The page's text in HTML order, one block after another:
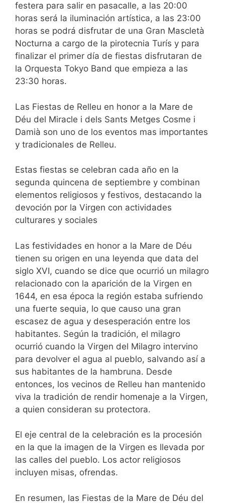
festera para salir en pasacalle, a las 20:00
horas será la iluminación artística, a las 23:00
horas se podrá disfrutar de una Gran Mascletà
Nocturna a cargo de la pirotecnia Turís y para
finalizar el primer día de fiestas disfrutaran de
la Orquesta Tokyo Band que empieza a las
23:30 horas.
Las Fiestas de Relleu en honor a la Mare de
Déu del Miracle i dels Sants Metges Cosme i
Damià son uno de los eventos mas importantes
y tradicionales de Relleu.
Estas fiestas se celebran cada año en la
segunda quincena de septiembre y combinan
elementos religiosos y festivos, destacando la
devoción por la Virgen con actividades
culturares y sociales
Las festividades en honor a la Mare de Déu
tienen su origen en una leyenda que data del
siglo XVI, cuando se dice que ocurrió un milagro
relacionado con la aparición de la Virgen en
1644, en esa época la región estaba sufriendo
una fuerte sequia, lo que causo una gran
escasez de agua y desesperación entre los
habitantes. Según la tradición, el milagro
ocurrió cuando la Virgen del Milagro intervino
para devolver el agua al pueblo, salvando así a
sus habitantes de la hambruna. Desde
entonces, los vecinos de Relleu han mantenido
viva la tradición de rendir homenaje a la Virgen,
a quien consideran su protectora.
El eje central de la celebración es la procesión
en la que la imagen de la Virgen es llevada por
las calles del pueblo. Los actor religiosos
incluyen misas, ofrendas.
En resumen, las Fiestas de la Mare de Déu del